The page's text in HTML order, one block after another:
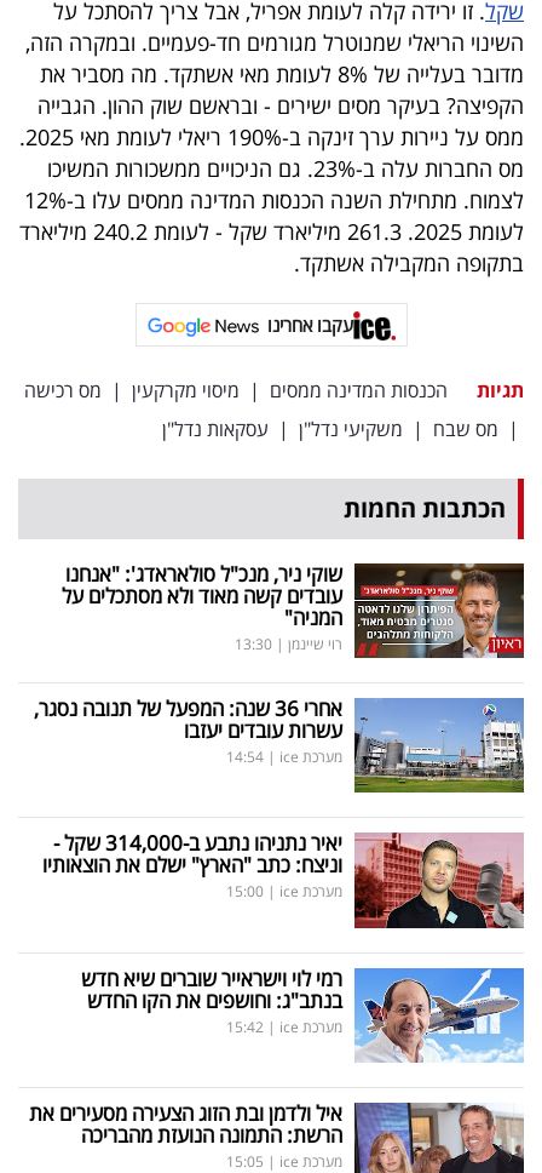
שקל. זו ירידה קלה לעומת אפריל, אבל צריך להסתכל על
השינוי הריאלי שמנוטרל מגורמים חד-פעמיים. ובמקרה הזה,
מדובר בעלייה של 8% לעומת מאי אשתקד. מה מסביר את
הקפיצה? בעיקר מסים ישירים - ובראשם שוק ההון. הגבייה
ממס על ניירות ערך זינקה ב-190% ריאלי לעומת מאי 2025.
מס החברות עלה ב-23%. גם הניכויים ממשכורות המשיכו
לצמוח. מתחילת השנה הכנסות המדינה ממסים עלו ב-12%
לעומת 2025. 261.3 מיליארד שקל - לעומת 240.2 מיליארד
בתקופה המקבילה אשתקד.
עקבו אחרינו
תגיות הכנסות המדינה ממסים | מיסוי מקרקעין | מס רכישה
| מס שבח | משקיעי נדל"ן | עסקאות נדל"ן
הכתבות החמות
שוקי ניר, מנכ"ל סולאראדג': "אנחנו
עובדים קשה מאוד ולא מסתכלים על
המניה"
רוי שיינמן |
13:30
אחרי 36 שנה: המפעל של תנובה נסגר,
עשרות עובדים יעזבו
מערכת ice |
14:54
יאיר נתניהו נתבע ב-314,000 שקל -
וניצח: כתב "הארץ" ישלם את הוצאותיו
מערכת ice |
15:00
רמי לוי וישראייר שוברים שיא חדש
בנתב"ג: וחושפים את הקו החדש
מערכת ice |
15:42
איל ולדמן ובת הזוג הצעירה מסעירים את
הרשת: התמונה הנועזת מהבריכה
מערכת ice |
15:05